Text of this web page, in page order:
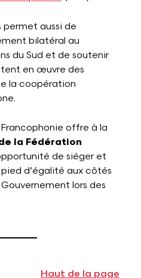
permet aussi de
bilatéral au
du Sud et de soutenir
en œuvre des
la coopération
offre à la
la Fédération
de siéger et
d’égalité aux côtés
lors des
Haut de la page